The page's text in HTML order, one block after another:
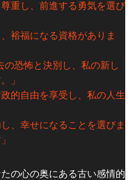
重し、前進する勇気を選び
裕福になる資格がありま
の恐怖と決別し、私の新し
」
的自由を享受し、私の人生
、幸せになることを選びま
の心の奥にある古い感情的